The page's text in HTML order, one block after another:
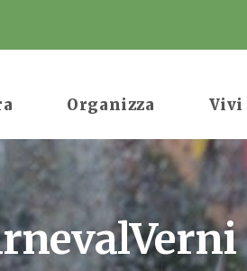
Organizza Vivi